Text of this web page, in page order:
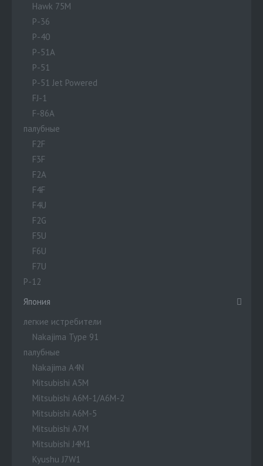
Hawk 75M
P-36
P-40
P-51A
P-51
P-51 Jet Powered
FJ-1
F-86A
палубные
F2F
F3F
F2A
F4F
F4U
F2G
F5U
F6U
F7U
P-12
Япония
легкие истребители
Nakajima Type 91
палубные
Nakajima A4N
Mitsubishi A5M
Mitsubishi A6M-1/A6M-2
Mitsubishi A6M-5
Mitsubishi A7M
Mitsubishi J4M1
Kyushu J7W1